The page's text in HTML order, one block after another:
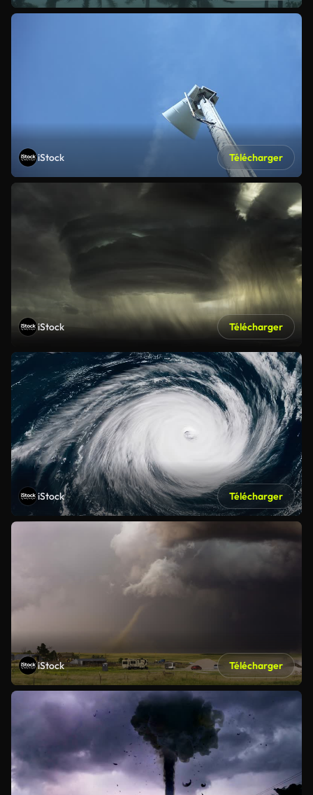
iStock Télécharger
iStock Télécharger
iStock Télécharger
iStock Télécharger